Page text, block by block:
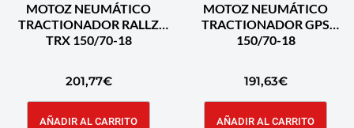
MOTOZ NEUMÁTICO
TRACTIONADOR RALLZ
TRX 150/70-18
201,77€
AÑADIR AL CARRITO
MOTOZ NEUMÁTICO
TRACTIONADOR GPS
150/70-18
191,63€
AÑADIR AL CARRITO